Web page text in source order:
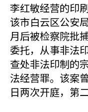
李红敏经营的印
该市白云区公安
月后被检察院批
委托，从事非法
查处非法印制的
法经营罪。该案
日两次开庭，第